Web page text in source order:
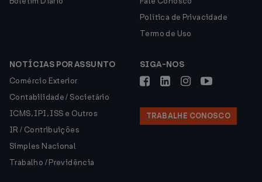
Política de Privacidade
Termo de Uso
NOTÍCIAS POR ASSUNTO
Comércio Exterior
Contabilidade / Societário
ICMS, IPI, ISS e Outros
IR / Contribuições
Simples Nacional
Trabalho / Previdência
SIGA-NOS
TRABALHE CONOSCO